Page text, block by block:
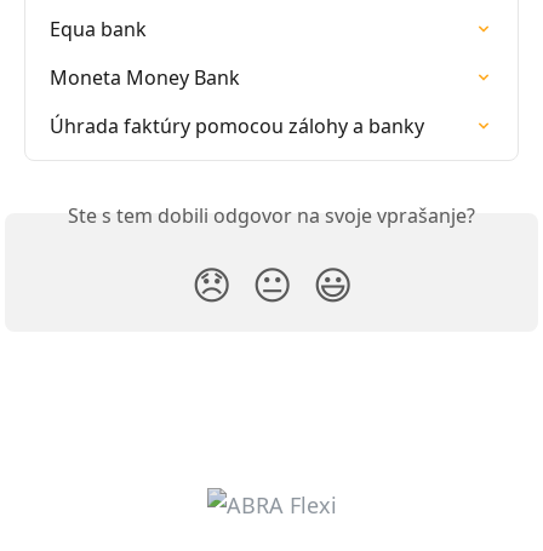
Equa bank
Moneta Money Bank
Úhrada faktúry pomocou zálohy a banky
Ste s tem dobili odgovor na svoje vprašanje?
😞 😐 😃